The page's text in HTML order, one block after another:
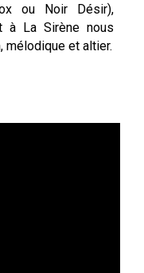
ou Noir Désir),
à La Sirène nous
mélodique et altier.